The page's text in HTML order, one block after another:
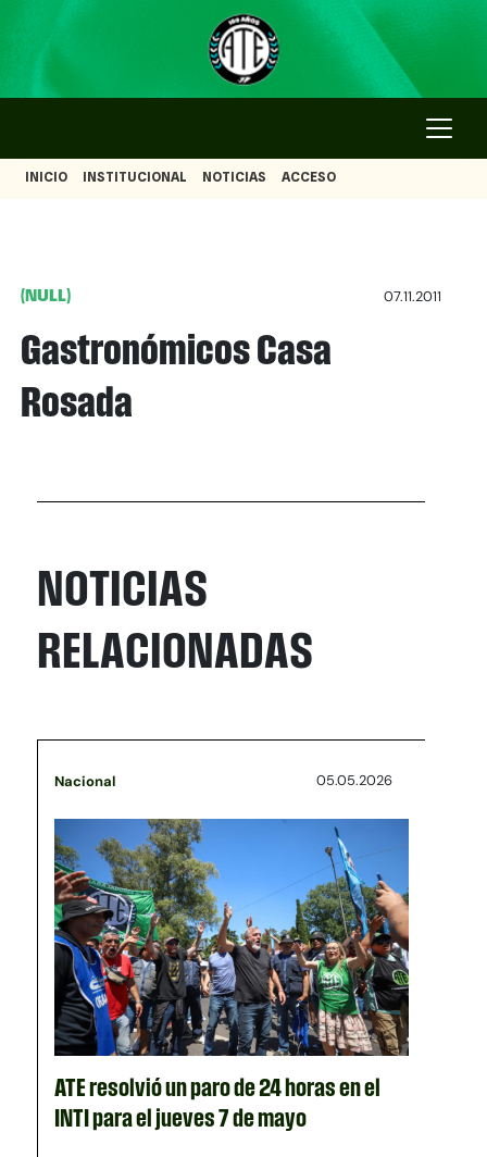
INICIO INSTITUCIONAL NOTICIAS ACCESO
(NULL) 07.11.2011
Gastronómicos Casa
Rosada
NOTICIAS
RELACIONADAS
Nacional 05.05.2026
ATE resolvió un paro de 24 horas en el
INTI para el jueves 7 de mayo